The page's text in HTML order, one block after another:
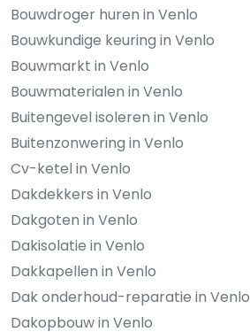
Bouwdroger huren in Venlo
Bouwkundige keuring in Venlo
Bouwmarkt in Venlo
Bouwmaterialen in Venlo
Buitengevel isoleren in Venlo
Buitenzonwering in Venlo
Cv-ketel in Venlo
Dakdekkers in Venlo
Dakgoten in Venlo
Dakisolatie in Venlo
Dakkapellen in Venlo
Dak onderhoud-reparatie in Venlo
Dakopbouw in Venlo